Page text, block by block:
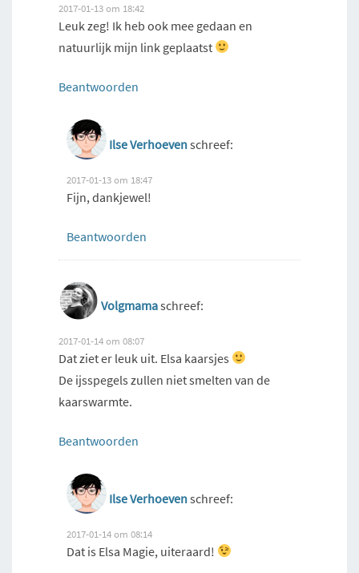
2017-01-13 om 18:42
Leuk zeg! Ik heb ook mee gedaan en
natuurlijk mijn link geplaatst
Beantwoorden
Ilse Verhoevenschreef:
2017-01-13 om 18:47
Fijn, dankjewel!
Beantwoorden
Volgmamaschreef:
2017-01-14 om 08:07
Dat ziet er leuk uit. Elsa kaarsjes
De ijsspegels zullen niet smelten van de
kaarswarmte.
Beantwoorden
Ilse Verhoevenschreef:
2017-01-14 om 08:14
Dat is Elsa Magie, uiteraard!